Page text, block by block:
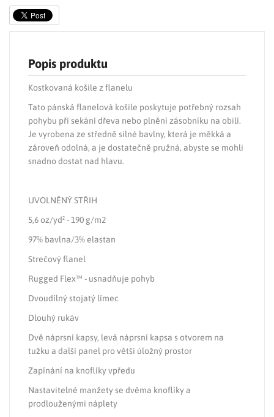
Popis produktu
Kostkovaná košile z flanelu
Tato pánská flanelová košile poskytuje potřebný rozsah
pohybu při sekání dřeva nebo plnění zásobníku na obilí.
Je vyrobena ze středně silné bavlny, která je měkká a
zároveň odolná, a je dostatečně pružná, abyste se mohli
snadno dostat nad hlavu.
UVOLNĚNÝ STŘIH
5,6 oz/yd² - 190 g/m2
97% bavlna/3% elastan
Strečový flanel
Rugged Flex™ - usnadňuje pohyb
Dvoudílný stojatý límec
Dlouhý rukáv
Dvě náprsní kapsy, levá náprsní kapsa s otvorem na
tužku a další panel pro větší úložný prostor
Zapínání na knoflíky vpředu
Nastavitelné manžety se dvěma knoflíky a
prodlouženými náplety